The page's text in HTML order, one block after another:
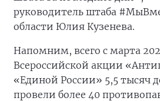
руководитель штаба
области Юлия Кузенева.
Напомним, всего с марта
Всероссийской акции
«Единой России» 5,5 тысяч
провели более 40